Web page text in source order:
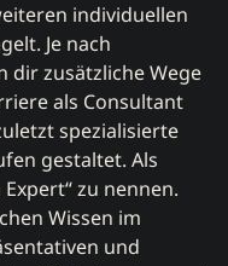
individuellen
Je nach
dir zusätzliche Wege
als Consultant
spezialisierte
gestaltet. Als
zu nennen.
Wissen im
und